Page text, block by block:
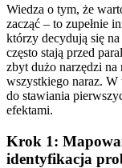
Wiedza o tym, że
zacząć – to zupełnie
którzy decydują się
często stają przed
zbyt dużo narzędzi na
wszystkiego naraz.
do stawiania
efektami.
Krok 1:
identyfikacja